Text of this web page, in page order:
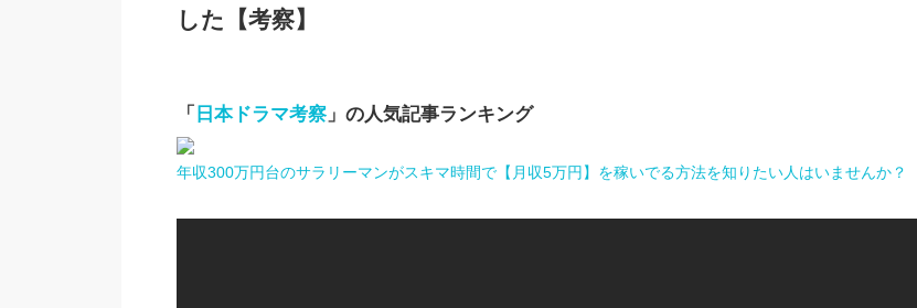
した【考察】
「 日本ドラマ考察」の人気記事ランキング
年収300万円台のサラリーマンがスキマ時間で【月収5万円】を稼いでる方法を知りたい人はいませんか？